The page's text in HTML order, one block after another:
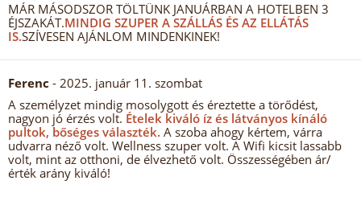
MÁR MÁSODSZOR TÖLTÜNK JANUÁRBAN A HOTELBEN 3
ÉJSZAKÁT.MINDIG SZUPER A SZÁLLÁS ÉS AZ ELLÁTÁS
IS.SZÍVESEN AJÁNLOM MINDENKINEK!
Ferenc - 2025. január 11. szombat
A személyzet mindig mosolygott és éreztette a törődést,
nagyon jó érzés volt. Ételek kiváló íz és látványos kínáló
pultok, bőséges választék. A szoba ahogy kértem, várra
udvarra néző volt. Wellness szuper volt. A Wifi kicsit lassabb
volt, mint az otthoni, de élvezhető volt. Összességében ár/
érték arány kiváló!